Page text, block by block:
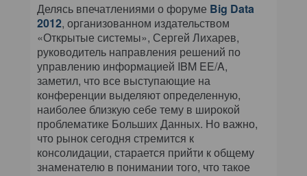
Делясь впечатлениями о форуме Big Data
2012, организованном издательством
«Открытые системы», Сергей Лихарев,
руководитель направления решений по
управлению информацией IBM EE/A,
заметил, что все выступающие на
конференции выделяют определенную,
наиболее близкую себе тему в широкой
проблематике Больших Данных. Но важно,
что рынок сегодня стремится к
консолидации, старается прийти к общему
знаменателю в понимании того, что такое